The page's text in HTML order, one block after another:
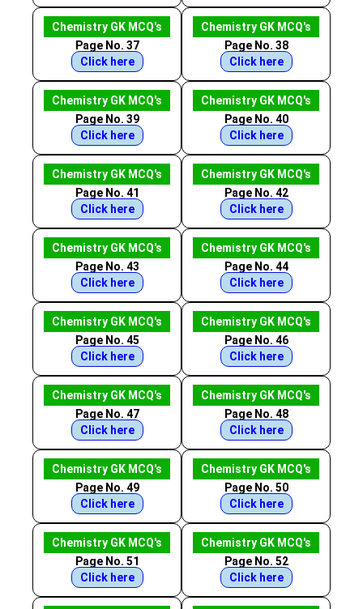
Chemistry GK MCQ's
Page No. 37
Click here
Chemistry GK MCQ's
Page No. 38
Click here
Chemistry GK MCQ's
Page No. 39
Click here
Chemistry GK MCQ's
Page No. 40
Click here
Chemistry GK MCQ's
Page No. 41
Click here
Chemistry GK MCQ's
Page No. 42
Click here
Chemistry GK MCQ's
Page No. 43
Click here
Chemistry GK MCQ's
Page No. 44
Click here
Chemistry GK MCQ's
Page No. 45
Click here
Chemistry GK MCQ's
Page No. 46
Click here
Chemistry GK MCQ's
Page No. 47
Click here
Chemistry GK MCQ's
Page No. 48
Click here
Chemistry GK MCQ's
Page No. 49
Click here
Chemistry GK MCQ's
Page No. 50
Click here
Chemistry GK MCQ's
Page No. 51
Click here
Chemistry GK MCQ's
Page No. 52
Click here